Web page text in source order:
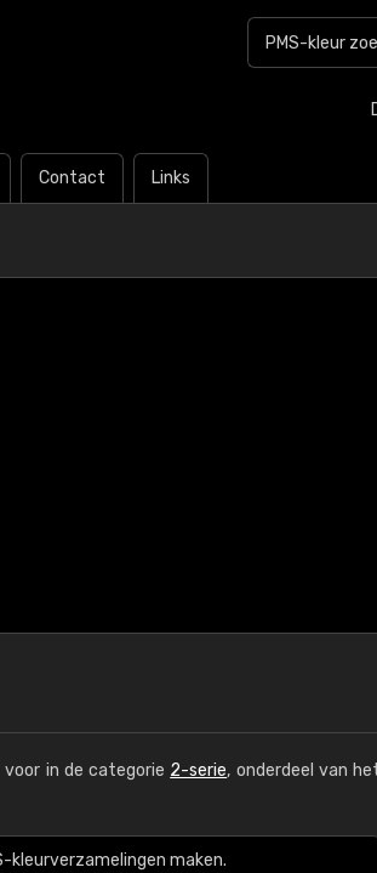
Contact Links
voor in de categorie 2-serie, onderdeel van
kleurverzamelingen maken.